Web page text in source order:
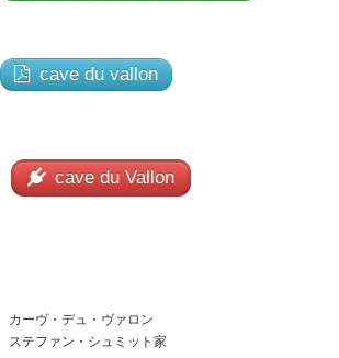
Login▼
cave du vallon
cave du Vallon
カーヴ・デュ・ヴァロン
ステファン・シュミット家